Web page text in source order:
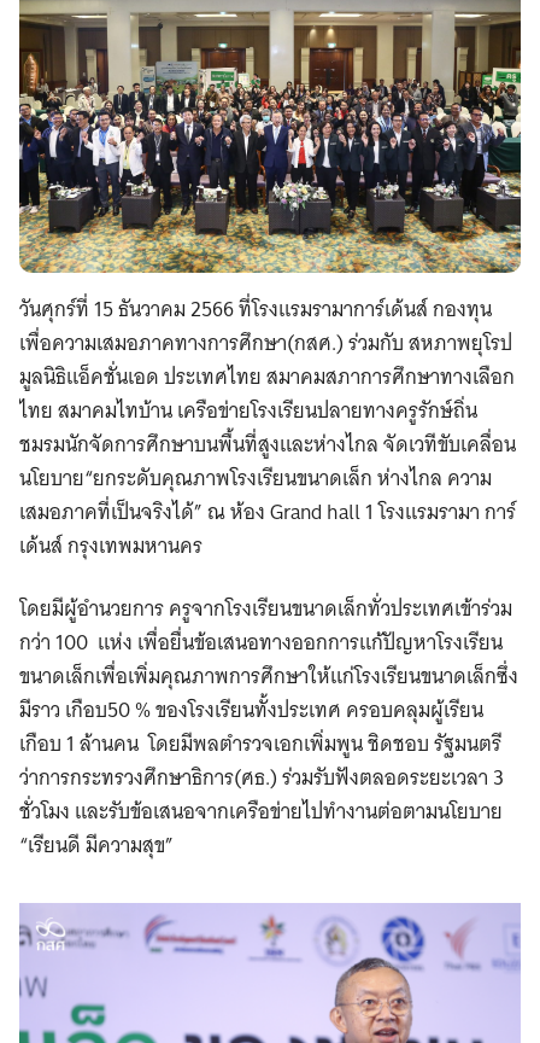
วันศุกร์ที่ 15 ธันวาคม 2566 ที่โรงแรมรามาการ์เด้นส์ กองทุน
เพื่อความเสมอภาคทางการศึกษา(กสศ.) ร่วมกับ สหภาพยุโรป
มูลนิธิแอ็คชั่นเอด ประเทศไทย สมาคมสภาการศึกษาทางเลือก
ไทย สมาคมไทบ้าน เครือข่ายโรงเรียนปลายทางครูรักษ์ถิ่น
ชมรมนักจัดการศึกษาบนพื้นที่สูงและห่างไกล จัดเวทีขับเคลื่อน
นโยบาย“ยกระดับคุณภาพโรงเรียนขนาดเล็ก ห่างไกล ความ
เสมอภาคที่เป็นจริงได้” ณ ห้อง Grand hall 1 โรงแรมรามา การ์
เด้นส์ กรุงเทพมหานคร
โดยมีผู้อำนวยการ ครูจากโรงเรียนขนาดเล็กทั่วประเทศเข้าร่วม
กว่า 100 แห่ง เพื่อยื่นข้อเสนอทางออกการแก้ปัญหาโรงเรียน
ขนาดเล็กเพื่อเพิ่มคุณภาพการศึกษาให้แก่โรงเรียนขนาดเล็กซึ่ง
มีราว เกือบ50 % ของโรงเรียนทั้งประเทศ ครอบคลุมผู้เรียน
เกือบ 1 ล้านคน โดยมีพลตำรวจเอกเพิ่มพูน ชิดชอบ รัฐมนตรี
ว่าการกระทรวงศึกษาธิการ(ศธ.) ร่วมรับฟังตลอดระยะเวลา 3
ชั่วโมง และรับข้อเสนอจากเครือข่ายไปทำงานต่อตามนโยบาย
“เรียนดี มีความสุข”